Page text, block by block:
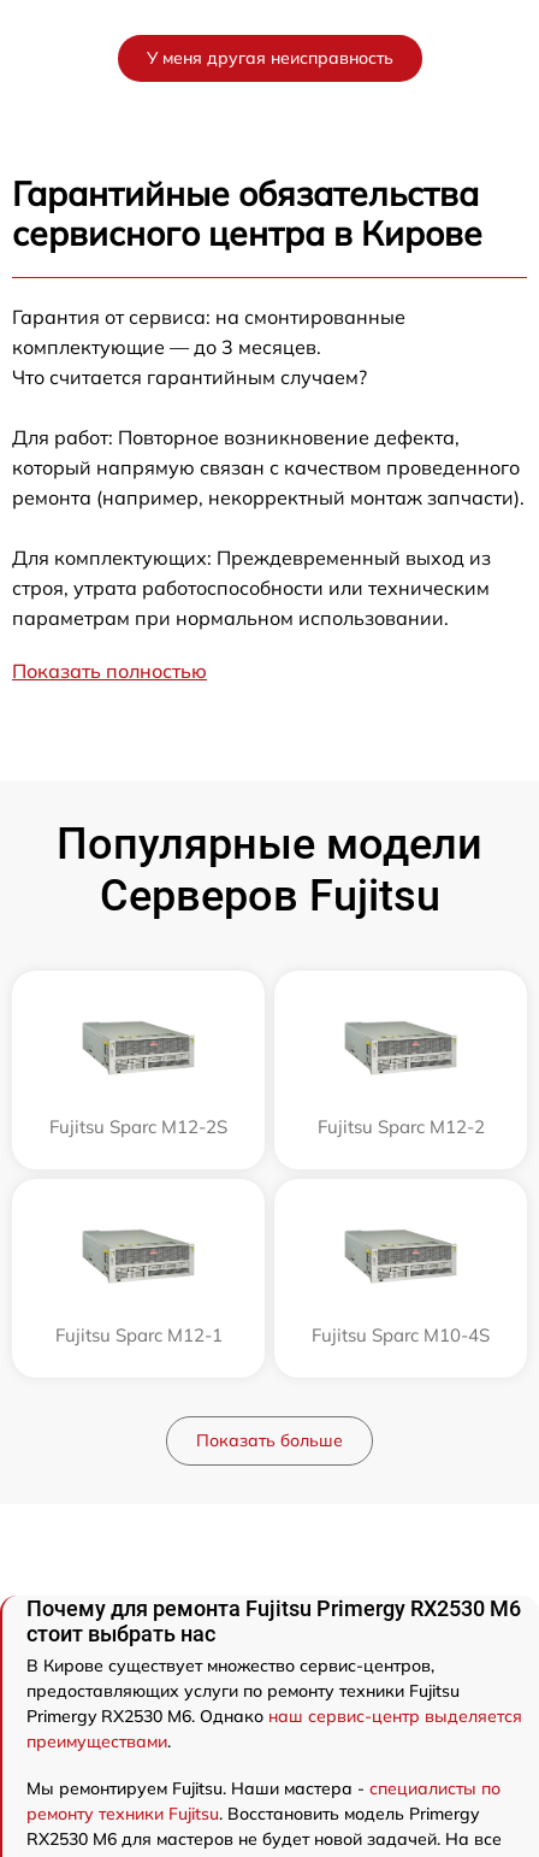
У меня другая неисправность
Гарантийные обязательства
сервисного центра в Кирове
Гарантия от сервиса: на смонтированные
комплектующие — до 3 месяцев.
Что считается гарантийным случаем?
Для работ: Повторное возникновение дефекта,
который напрямую связан с качеством проведенного
ремонта (например, некорректный монтаж запчасти).
Для комплектующих: Преждевременный выход из
строя, утрата работоспособности или техническим
параметрам при нормальном использовании.
Показать полностью
Популярные модели
Серверов Fujitsu
Fujitsu Sparc M12-2S Fujitsu Sparc M12-2
Fujitsu Sparc M12-1 Fujitsu Sparc M10-4S
Показать больше
Почему для ремонта Fujitsu Primergy RX2530 M6
стоит выбрать нас
В Кирове существует множество сервис-центров,
предоставляющих услуги по ремонту техники Fujitsu
Primergy RX2530 M6. Однако наш сервис-центр выделяется
преимуществами.
Мы ремонтируем Fujitsu. Наши мастера - специалисты по
ремонту техники Fujitsu. Восстановить модель Primergy
RX2530 M6 для мастеров не будет новой задачей. На все